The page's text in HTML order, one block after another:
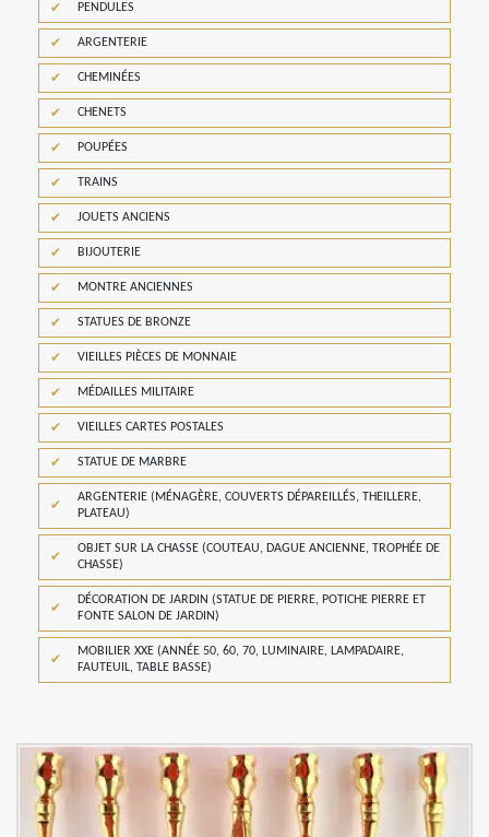
PENDULES
ARGENTERIE
CHEMINÉES
CHENETS
POUPÉES
TRAINS
JOUETS ANCIENS
BIJOUTERIE
MONTRE ANCIENNES
STATUES DE BRONZE
VIEILLES PIÈCES DE MONNAIE
MÉDAILLES MILITAIRE
VIEILLES CARTES POSTALES
STATUE DE MARBRE
ARGENTERIE (MÉNAGÈRE, COUVERTS DÉPAREILLÉS, THEILLERE,
PLATEAU)
OBJET SUR LA CHASSE (COUTEAU, DAGUE ANCIENNE, TROPHÉE DE
CHASSE)
DÉCORATION DE JARDIN (STATUE DE PIERRE, POTICHE PIERRE ET
FONTE SALON DE JARDIN)
MOBILIER XXE (ANNÉE 50, 60, 70, LUMINAIRE, LAMPADAIRE,
FAUTEUIL, TABLE BASSE)